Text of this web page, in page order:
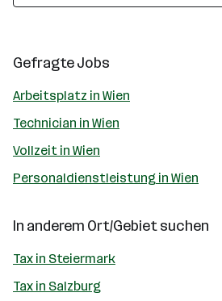
Gefragte Jobs
Arbeitsplatz in Wien
Technician in Wien
Vollzeit in Wien
Personaldienstleistung in Wien
In anderem Ort/Gebiet suchen
Tax in Steiermark
Tax in Salzburg